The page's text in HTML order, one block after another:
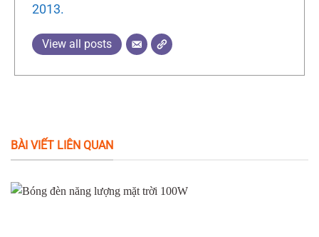
2013.
View all posts
BÀI VIẾT LIÊN QUAN